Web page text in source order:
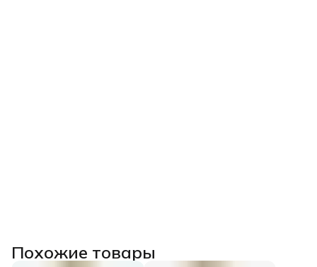
Похожие товары